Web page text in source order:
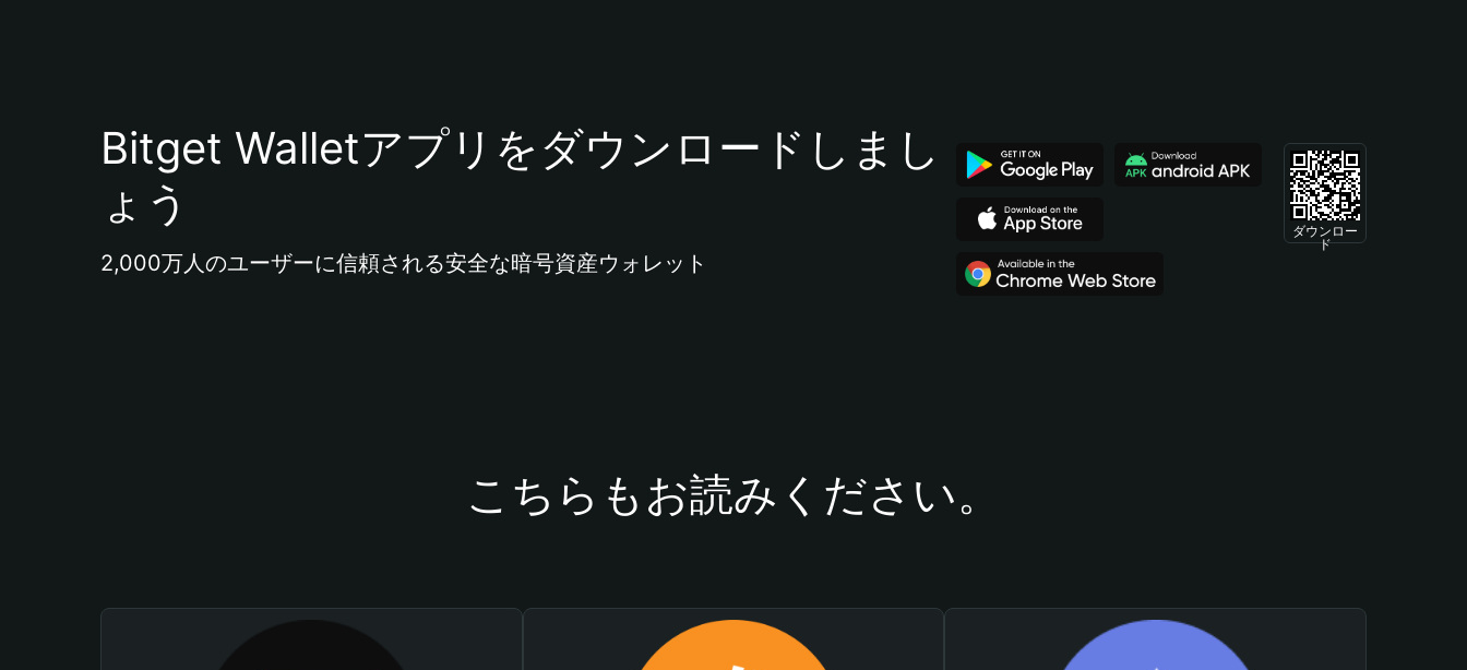
Bitget Walletアプリをダウンロードしまし
ょう
2,000万人のユーザーに信頼される安全な暗号資産ウォレット
ダウンロー
ド
こちらもお読みください。